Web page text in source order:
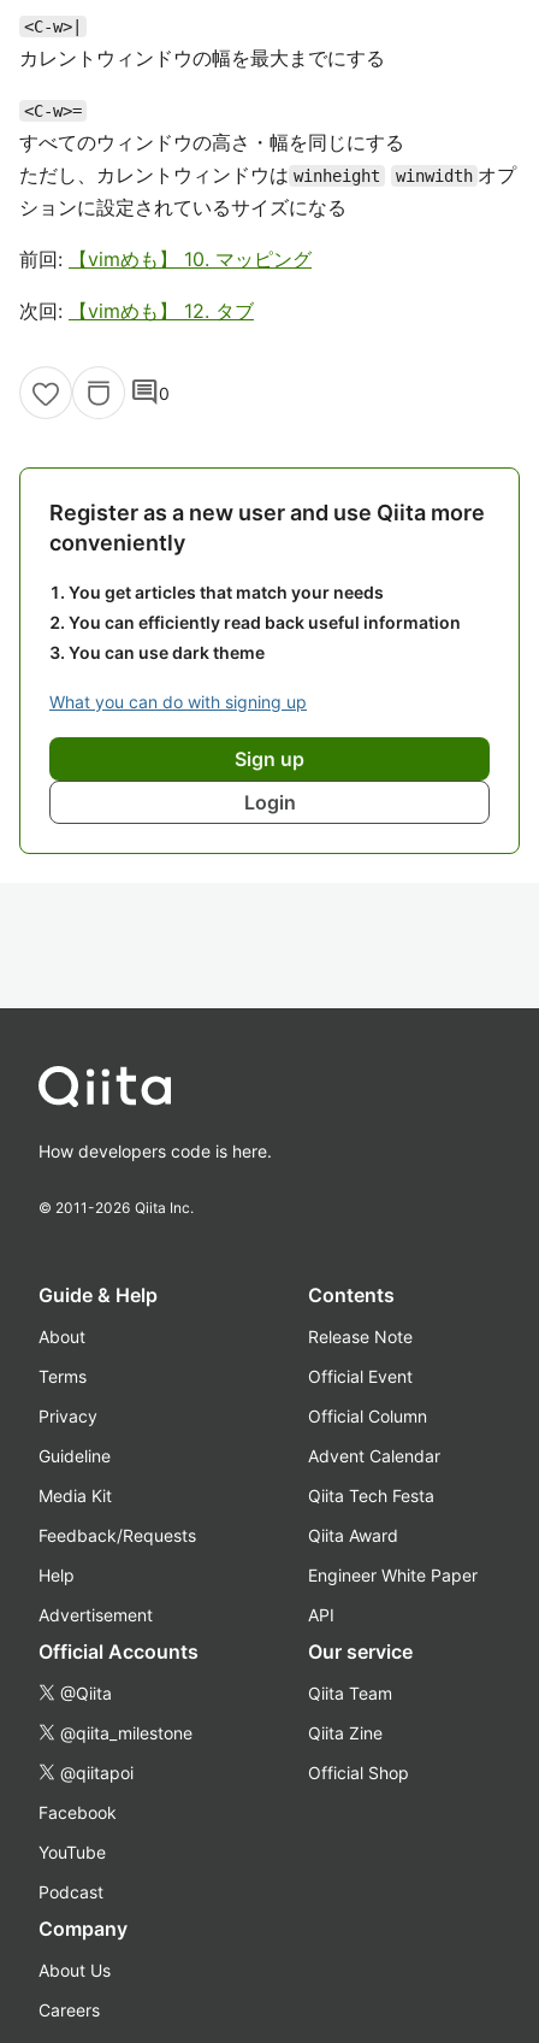
<C-w>|
カレントウィンドウの幅を最大までにする
<C-w>=
すべてのウィンドウの高さ・幅を同じにする
ただし、カレントウィンドウは winheight winwidth オプ
ションに設定されているサイズになる
前回: 【vimめも】 10. マッピング
次回: 【vimめも】 12. タブ
comment0
Register as a new user and use Qiita more
conveniently
You get articles that match your needs
You can efficiently read back useful information
You can use dark theme
What you can do with signing up
Sign up
Login
How developers code is here.
© 2011-2026 Qiita Inc.
Guide & Help
About
Terms
Privacy
Guideline
Media Kit
Feedback/Requests
Help
Advertisement
Contents
Release Note
Official Event
Official Column
Advent Calendar
Qiita Tech Festa
Qiita Award
Engineer White Paper
API
Official Accounts
@Qiita
@qiita_milestone
@qiitapoi
Facebook
YouTube
Podcast
Our service
Qiita Team
Qiita Zine
Official Shop
Company
About Us
Careers